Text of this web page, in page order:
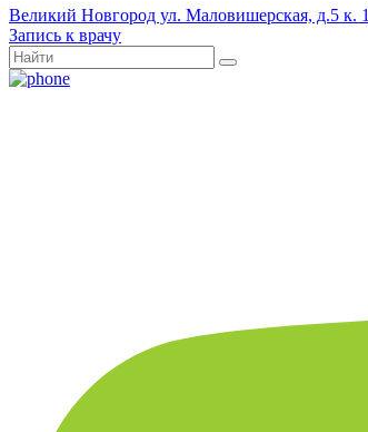
Великий Новгород ул. Маловишерская, д.5 к. 1
Запись к врачу